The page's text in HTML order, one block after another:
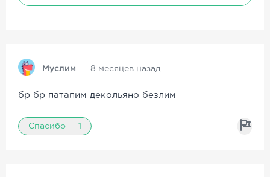
Муслим 8 месяцев назад
бр бр патапим декольяно безлим
Спасибо 1